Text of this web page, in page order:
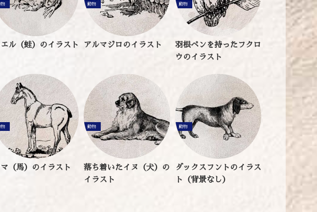
物
エル（蛙）のイラスト
動物
アルマジロのイラスト
動物
羽根ペンを持ったフクロ
ウのイラスト
物
マ（馬）のイラスト
動物
落ち着いたイヌ（犬）の
イラスト
動物
ダックスフントのイラス
ト（背景なし）